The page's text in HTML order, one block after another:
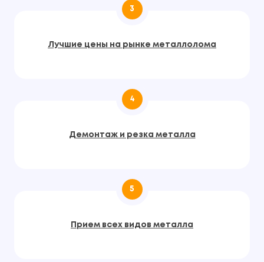
3
Лучшие цены на рынке металлолома
4
Демонтаж и резка металла
5
Прием всех видов металла